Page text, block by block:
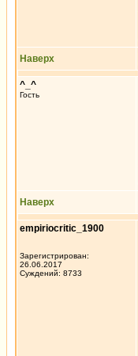
Наверх
^_^
Гость
Наверх
empiriocritic_1900
Зарегистрирован:
26.06.2017
Суждений: 8733